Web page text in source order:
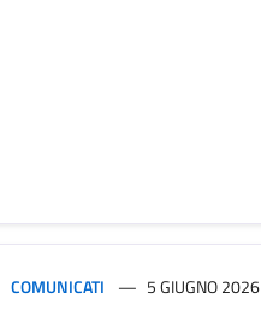
COMUNICATI 5 GIUGNO 2026